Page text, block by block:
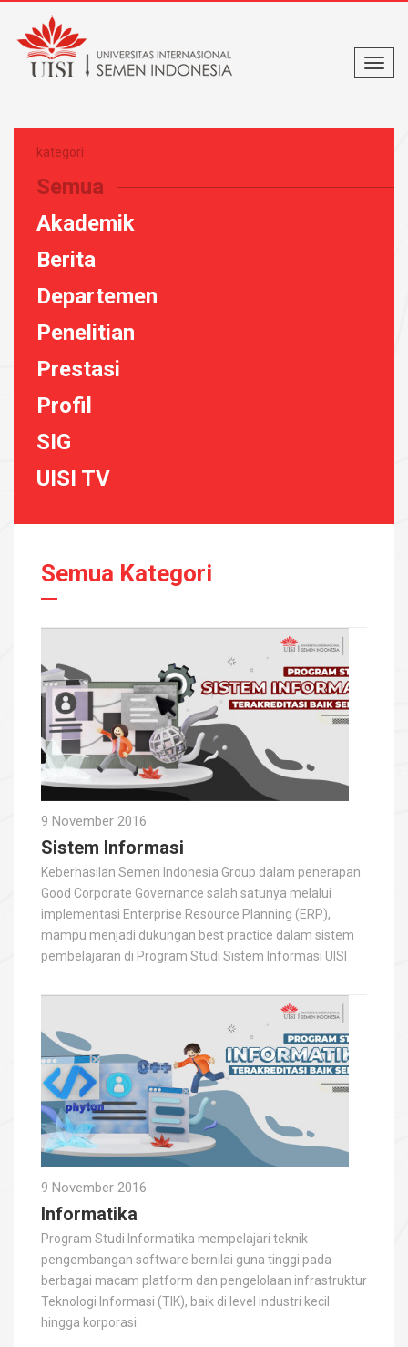
kategori
Semua
Akademik
Berita
Departemen
Penelitian
Prestasi
Profil
SIG
UISI TV
Semua Kategori
9 November 2016
Sistem Informasi
Keberhasilan Semen Indonesia Group dalam penerapan
Good Corporate Governance salah satunya melalui
implementasi Enterprise Resource Planning (ERP),
mampu menjadi dukungan best practice dalam sistem
pembelajaran di Program Studi Sistem Informasi UISI
9 November 2016
Informatika
Program Studi Informatika mempelajari teknik
pengembangan software bernilai guna tinggi pada
berbagai macam platform dan pengelolaan infrastruktur
Teknologi Informasi (TIK), baik di level industri kecil
hingga korporasi.